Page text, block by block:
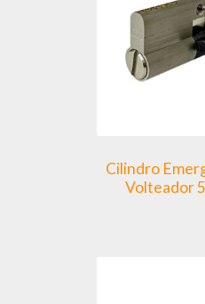
Cilindro
Volteador